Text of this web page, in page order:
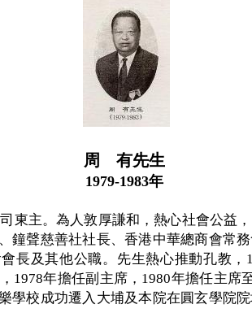
周 有先生
1979-1983年
主。為人敦厚謙和，熱心社會公益
鐘聲慈善社社長、香港中華總商會常
長及其他公職。先生熱心推動孔教，
1978年擔任副主席，1980年擔任主席
學校成功遷入大埔及本院在圓玄學院